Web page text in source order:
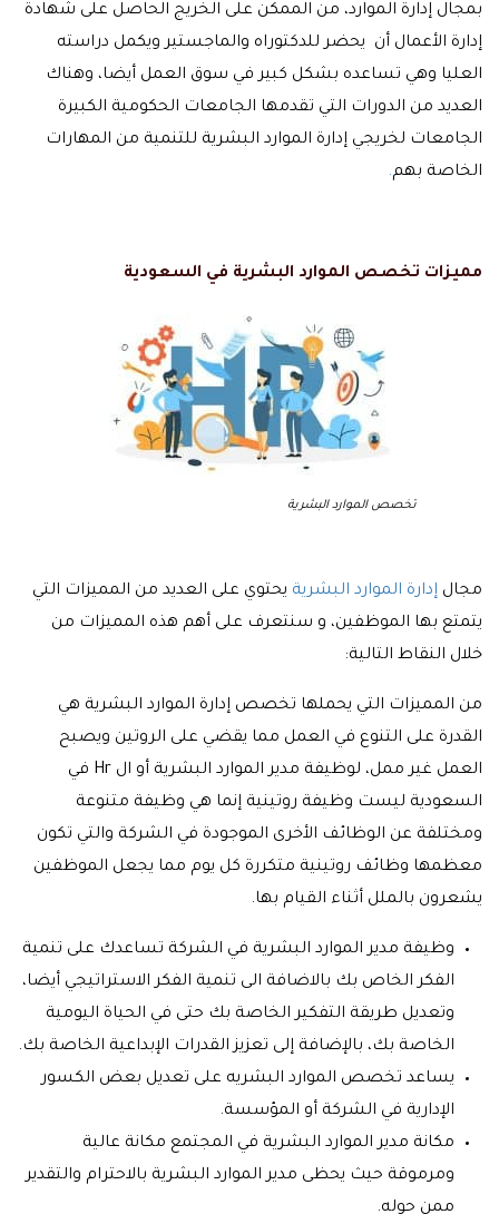
بمجال إدارة الموارد، من الممكن على الخريج الحاصل على شهادة
إدارة الأعمال أن يحضر للدكتوراه والماجستير ويكمل دراسته
العليا وهي تساعده بشكل كبير في سوق العمل أيضا، وهناك
العديد من الدورات التي تقدمها الجامعات الحكومية الكبيرة
الجامعات لخريجي إدارة الموارد البشرية للتنمية من المهارات
الخاصة بهم.
مميزات تخصص الموارد البشرية في السعودية
تخصص الموارد البشرية
مجال إدارة الموارد البشرية يحتوي على العديد من المميزات التي
يتمتع بها الموظفين، و سنتعرف على أهم هذه المميزات من
خلال النقاط التالية:
من المميزات التي يحملها تخصص إدارة الموارد البشرية هي
القدرة على التنوع في العمل مما يقضي على الروتين ويصبح
العمل غير ممل، لوظيفة مدير الموارد البشرية أو ال Hr في
السعودية ليست وظيفة روتينية إنما هي وظيفة متنوعة
ومختلفة عن الوظائف الأخرى الموجودة في الشركة والتي تكون
معظمها وظائف روتينية متكررة كل يوم مما يجعل الموظفين
يشعرون بالملل أثناء القيام بها.
وظيفة مدير الموارد البشرية في الشركة تساعدك على تنمية
الفكر الخاص بك بالاضافة الى تنمية الفكر الاستراتيجي أيضا،
وتعديل طريقة التفكير الخاصة بك حتى في الحياة اليومية
الخاصة بك، بالإضافة إلى تعزيز القدرات الإبداعية الخاصة بك.
يساعد تخصص الموارد البشريه على تعديل بعض الكسور
الإدارية في الشركة أو المؤسسة.
مكانة مدير الموارد البشرية في المجتمع مكانة عالية
ومرموقة حيث يحظى مدير الموارد البشرية بالاحترام والتقدير
ممن حوله.